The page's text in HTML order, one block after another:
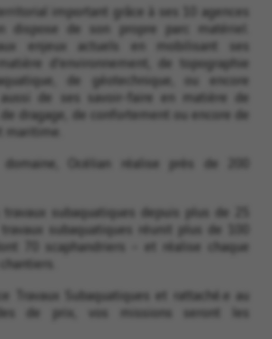
important grâce à ses 10 agences
dispose de son propre parc matériel.
enjeux actuels en mobilisant ses
d’environnement, de topographie
de géotechnique, ou encore
aussi de ses savoir-faire en matière de
dragage, de confortement ou encore de
domaine, Océlian réalise près de 200
subaquatiques depuis plus de 25
subaquatiques réunit plus de 100
70 scaphandriers – et réalise chaque
Travaux Subaquatiques et rattaché.e au
de prix, vos missions seront les